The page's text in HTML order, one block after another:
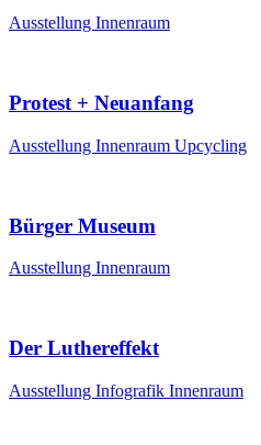
Ausstellung Innenraum
Protest + Neuanfang
Ausstellung Innenraum Upcycling
Bürger Museum
Ausstellung Innenraum
Der Luthereffekt
Ausstellung Infografik Innenraum